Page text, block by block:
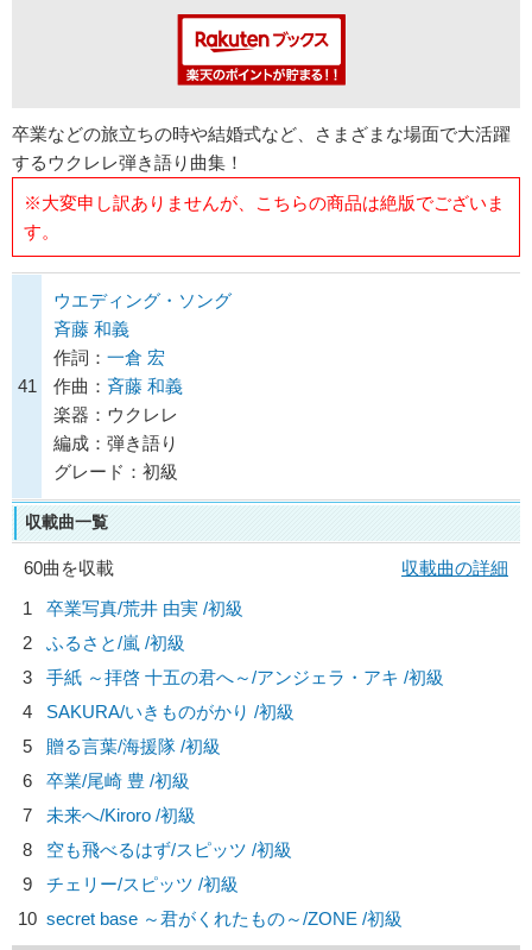
卒業などの旅立ちの時や結婚式など、さまざまな場面で大活躍
するウクレレ弾き語り曲集！
※大変申し訳ありませんが、こちらの商品は絶版でございま
す。
41
ウエディング・ソング
斉藤 和義
作詞： 一倉 宏
作曲： 斉藤 和義
楽器：ウクレレ
編成：弾き語り
グレード：初級
収載曲一覧
60曲を収載
収載曲の詳細
1
卒業写真/荒井 由実 /初級
2
ふるさと/嵐 /初級
3
手紙 ～拝啓 十五の君へ～/アンジェラ・アキ /初級
4
SAKURA/いきものがかり /初級
5
贈る言葉/海援隊 /初級
6
卒業/尾崎 豊 /初級
7
未来へ/Kiroro /初級
8
空も飛べるはず/スピッツ /初級
9
チェリー/スピッツ /初級
10 secret base ～君がくれたもの～/ZONE /初級